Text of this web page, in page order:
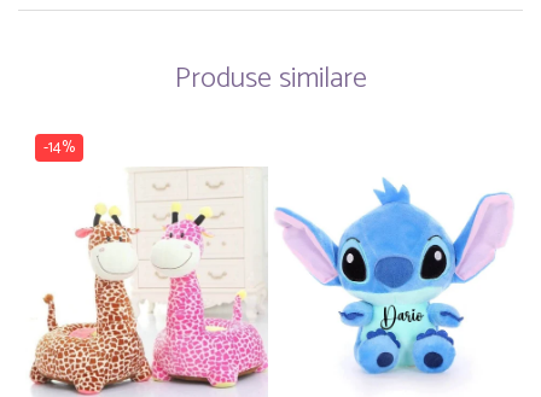
Produse similare
-14%